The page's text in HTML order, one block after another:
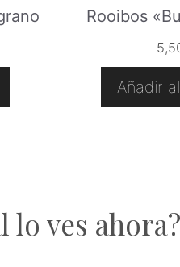
Rooibos
Añadir
lo ves